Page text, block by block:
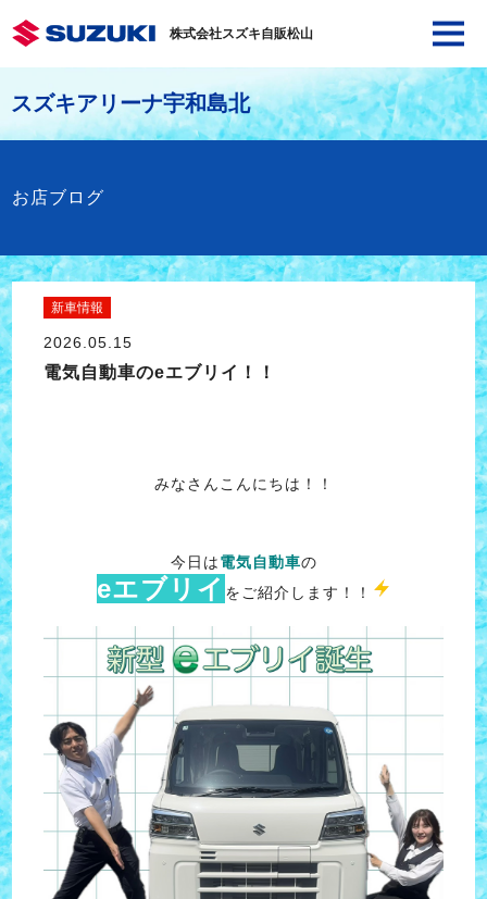
株式会社スズキ自販松山
スズキアリーナ宇和島北
お店ブログ
新車情報
2026.05.15
電気自動車のeエブリイ！！
みなさんこんにちは！！
今日は電気自動車の
eエブリイ をご紹介します！！